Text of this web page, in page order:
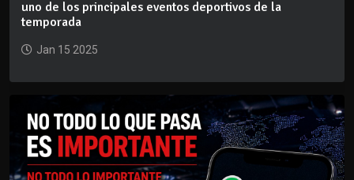
uno de los principales eventos deportivos de la
temporada
Jan 15 2025